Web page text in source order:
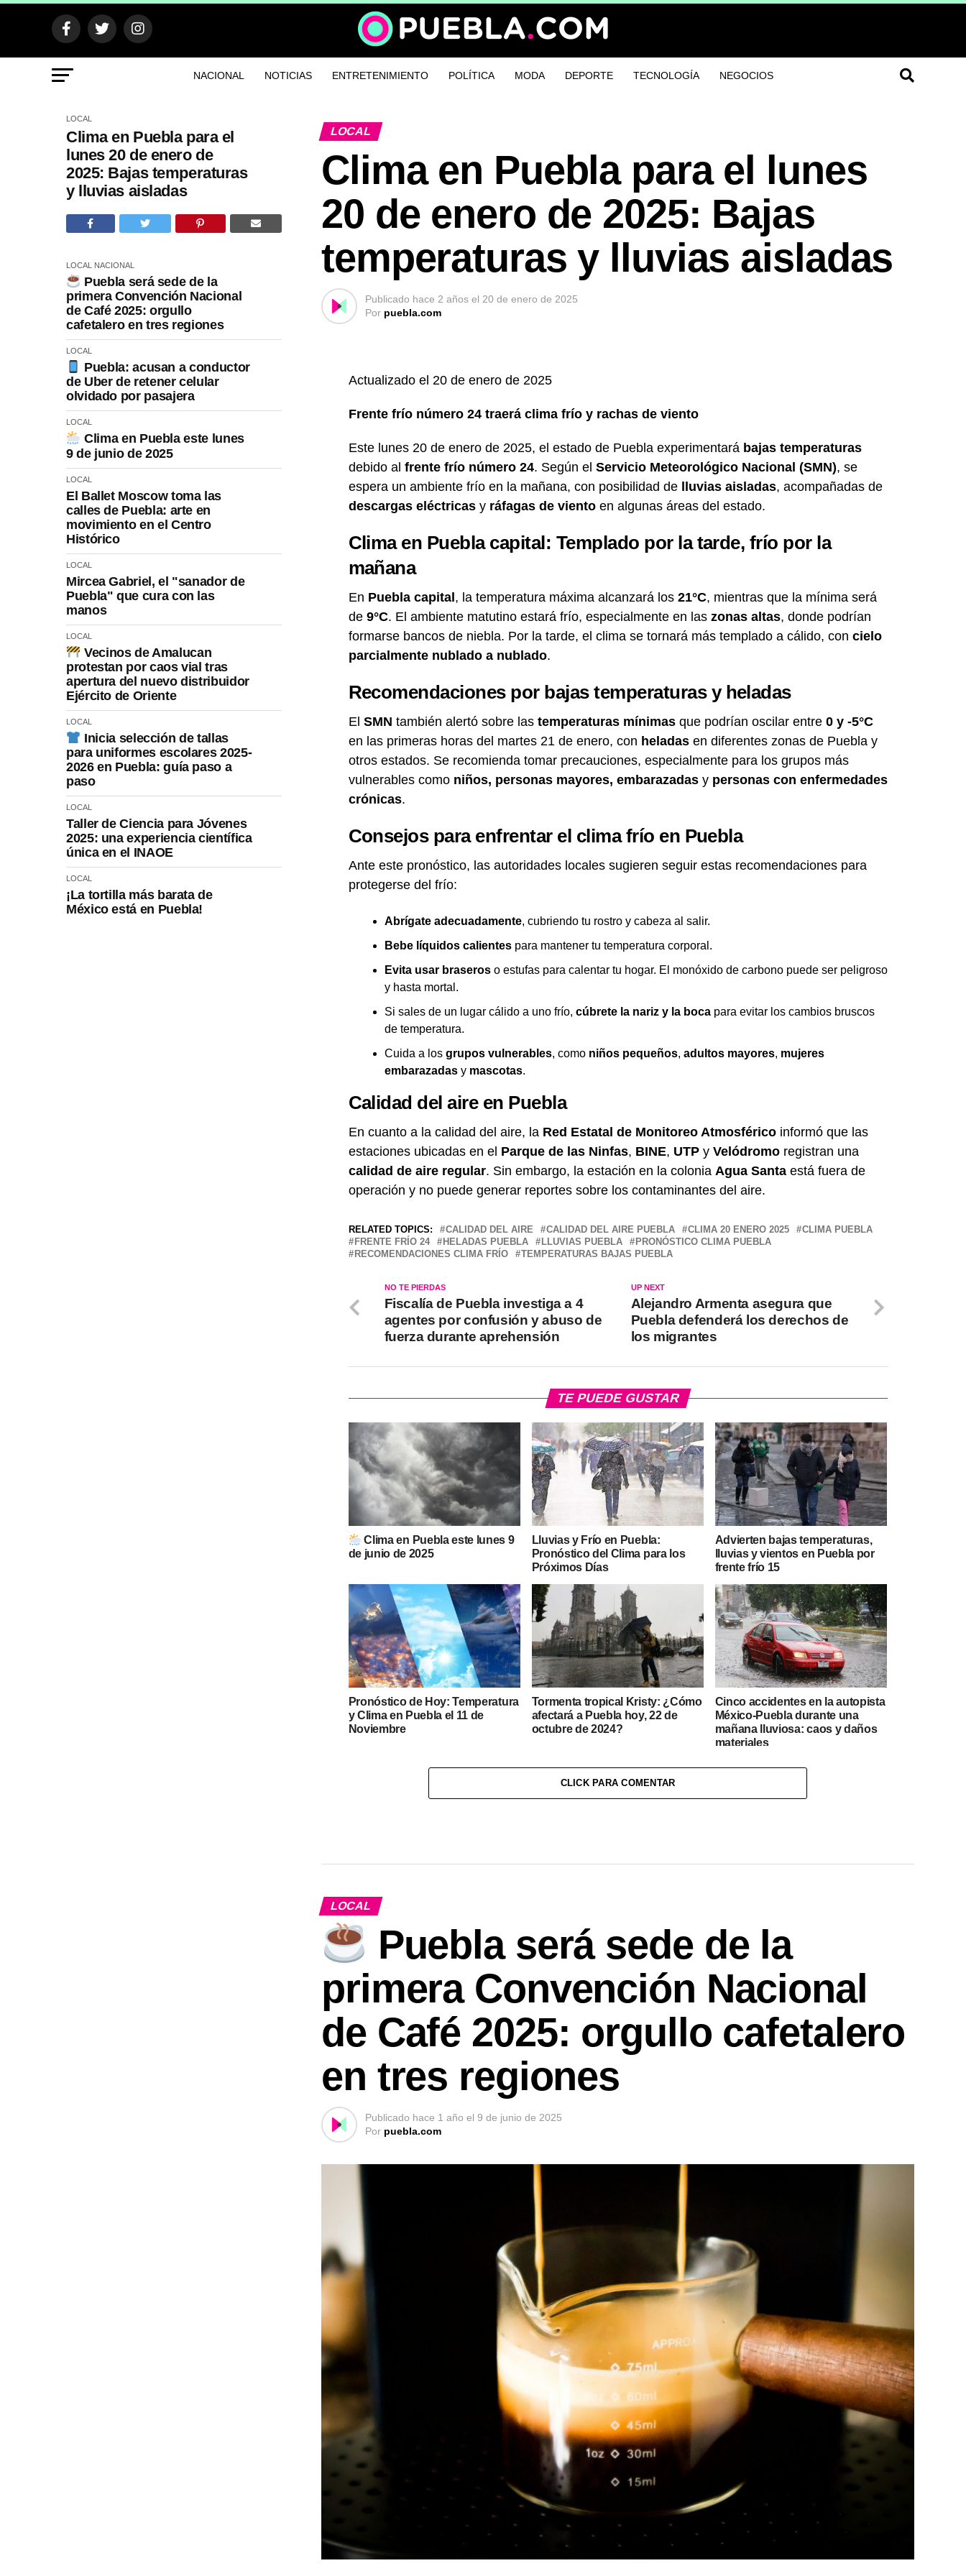
NACIONAL NOTICIAS ENTRETENIMIENTO POLÍTICA MODA DEPORTE TECNOLOGÍA NEGOCIOS
LOCAL
Clima en Puebla para el
lunes 20 de enero de
2025: Bajas temperaturas
y lluvias aisladas
LOCAL NACIONAL
Puebla será sede de la
primera Convención Nacional
de Café 2025: orgullo
cafetalero en tres regiones
LOCAL
Puebla: acusan a conductor
de Uber de retener celular
olvidado por pasajera
LOCAL
Clima en Puebla este lunes
9 de junio de 2025
LOCAL
El Ballet Moscow toma las
calles de Puebla: arte en
movimiento en el Centro
Histórico
LOCAL
Mircea Gabriel, el "sanador de
Puebla" que cura con las
manos
LOCAL
Vecinos de Amalucan
protestan por caos vial tras
apertura del nuevo distribuidor
Ejército de Oriente
LOCAL
Inicia selección de tallas
para uniformes escolares 2025-
2026 en Puebla: guía paso a
paso
LOCAL
Taller de Ciencia para Jóvenes
2025: una experiencia científica
única en el INAOE
LOCAL
¡La tortilla más barata de
México está en Puebla!
LOCAL
Clima en Puebla para el lunes
20 de enero de 2025: Bajas
temperaturas y lluvias aisladas
Publicado hace 2 años el 20 de enero de 2025
Por puebla.com
Actualizado el 20 de enero de 2025
Frente frío número 24 traerá clima frío y rachas de viento
Este lunes 20 de enero de 2025, el estado de Puebla experimentará bajas temperaturas
debido al frente frío número 24. Según el Servicio Meteorológico Nacional (SMN), se
espera un ambiente frío en la mañana, con posibilidad de
lluvias aisladas, acompañadas de
descargas eléctricasy ráfagas de vientoen algunas áreas del estado.
Clima en Puebla capital: Templado por la tarde, frío por la
mañana
En Puebla capital , la temperatura máxima alcanzará los 21°C, mientras que la mínima será
de 9°C. El ambiente matutino estará frío, especialmente en las zonas altas, donde podrían
formarse bancos de niebla. Por la tarde, el clima se tornará más templado a cálido, con cielo
parcialmente nublado a nublado.
Recomendaciones por bajas temperaturas y heladas
El SMN también alertó sobre las temperaturas mínimasque podrían oscilar entre 0 y -5°C
en las primeras horas del martes 21 de enero, con heladasen diferentes zonas de Puebla y
otros estados. Se recomienda tomar precauciones, especialmente para los grupos más
vulnerables como niños, personas mayores, embarazadasy personas con enfermedades
crónicas.
Consejos para enfrentar el clima frío en Puebla
Ante este pronóstico, las autoridades locales sugieren seguir estas recomendaciones para
protegerse del frío:
Abrígate adecuadamente, cubriendo tu rostro y cabeza al salir.
Bebe líquidos calientespara mantener tu temperatura corporal.
Evita usar braseroso estufas para calentar tu hogar. El monóxido de carbono puede ser peligroso
y hasta mortal.
Si sales de un lugar cálido a uno frío, cúbrete la nariz y la bocapara evitar los cambios bruscos
de temperatura.
Cuida a los grupos vulnerables, como niños pequeños, adultos mayores, mujeres
embarazadasy mascotas.
Calidad del aire en Puebla
En cuanto a la calidad del aire, la Red Estatal de Monitoreo Atmosféricoinformó que las
estaciones ubicadas en el Parque de las Ninfas, BINE, UTPy Velódromoregistran una
calidad de aire regular. Sin embargo, la estación en la colonia Agua Santaestá fuera de
operación y no puede generar reportes sobre los contaminantes del aire.
RELATED TOPICS: CALIDAD DEL AIRE CALIDAD DEL AIRE PUEBLA CLIMA 20 ENERO 2025
CLIMA PUEBLA
FRENTE FRÍO 24
HELADAS PUEBLA LLUVIAS PUEBLA
PRONÓSTICO CLIMA PUEBLA
RECOMENDACIONES CLIMA FRÍO
TEMPERATURAS BAJAS PUEBLA
UP NEXT
Alejandro Armenta asegura que
Puebla defenderá los derechos de
los migrantes
NO TE PIERDAS
Fiscalía de Puebla investiga a 4
agentes por confusión y abuso de
fuerza durante aprehensión
TE PUEDE GUSTAR
Clima en Puebla este lunes 9
de junio de 2025
Lluvias y Frío en Puebla:
Pronóstico del Clima para los
Próximos Días
Advierten bajas temperaturas,
lluvias y vientos en Puebla por
frente frío 15
Pronóstico de Hoy: Temperatura
y Clima en Puebla el 11 de
Noviembre
Tormenta tropical Kristy: ¿Cómo
afectará a Puebla hoy, 22 de
octubre de 2024?
Cinco accidentes en la autopista
México-Puebla durante una
mañana lluviosa: caos y daños
materiales
CLICK PARA COMENTAR
LOCAL
Puebla será sede de la
primera Convención Nacional
de Café 2025: orgullo cafetalero
en tres regiones
Publicado hace 1 año el 9 de junio de 2025
Por puebla.com